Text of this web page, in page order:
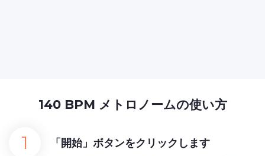
140 BPM メトロノームの使い方
「開始」ボタンをクリックします